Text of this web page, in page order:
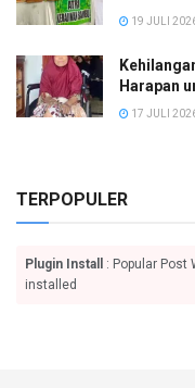
19 JULI
Harapan
17 JULI
TERPOPULER
Plugin Install
: Popular Post
installed